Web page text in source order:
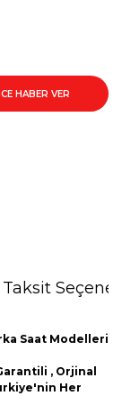
HABER VER
Taksit
Saat Modelleri
, Orjinal
Her